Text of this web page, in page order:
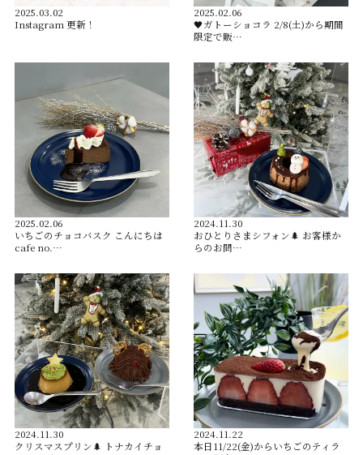
2025.03.02
Instagram 更新！
2025.02.06
🖤ガトーショコラ 2/8(土)から期間
限定で販…
2025.02.06
いちごのチョコバスク こんにちは
cafe no.…
2024.11.30
おひとりさまシフォン🌲 お客様か
らのお問…
2024.11.30
クリスマスプリン🌲 トナカイチョ
2024.11.22
本日11/22(金)からいちごのティラ